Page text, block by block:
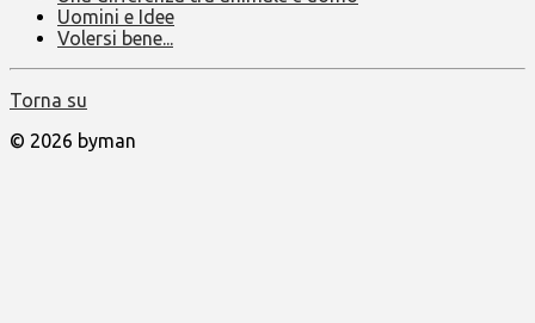
Uomini e Idee
Volersi bene...
Torna su
© 2026 byman